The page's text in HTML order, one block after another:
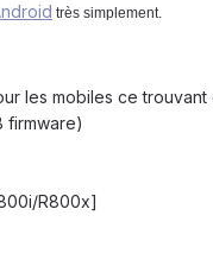
très simplement.
les mobiles ce trouvant
firmware)
R800x]